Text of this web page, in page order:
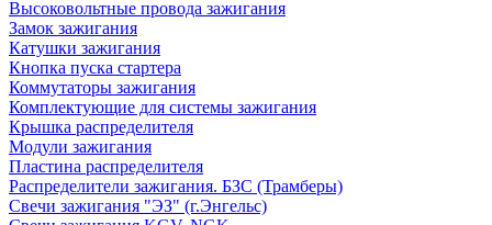
Высоковольтные провода зажигания
Замок зажигания
Катушки зажигания
Кнопка пуска стартера
Коммутаторы зажигания
Комплектующие для системы зажигания
Крышка распределителя
Модули зажигания
Пластина распределителя
Распределители зажигания. БЗС (Трамберы)
Свечи зажигания "ЭЗ" (г.Энгельс)